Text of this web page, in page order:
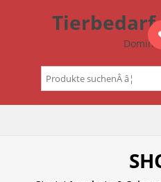
Tierbedarf
Suchen
nach: